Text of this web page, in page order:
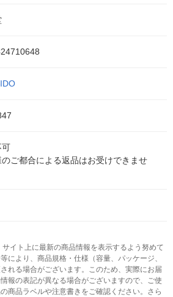
可
のご都合による返品はお受けできませ
イト上に最新の商品情報を表示するよう努めて
により、商品規格・仕様（容量、パッケージ、
れる場合がございます。このため、実際にお届
報の表記が異なる場合がございますので、ご使
商品ラベルや注意書きをご確認ください。さら